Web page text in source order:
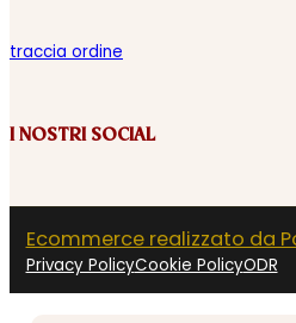
traccia ordine
I NOSTRI SOCIAL
Ecommerce realizzato da
Privacy PolicyCookie PolicyODR